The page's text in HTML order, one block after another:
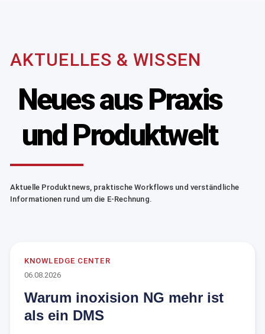
AKTUELLES & WISSEN
Neues aus Praxis
und Produktwelt
Aktuelle Produktnews, praktische Workflows und verständliche
Informationen rund um die E-Rechnung.
KNOWLEDGE CENTER
06.08.2026
Warum inoxision NG mehr ist
als ein DMS